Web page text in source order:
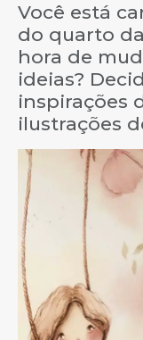
Você está
do quarto
hora de
ideias?
inspirações
ilustrações